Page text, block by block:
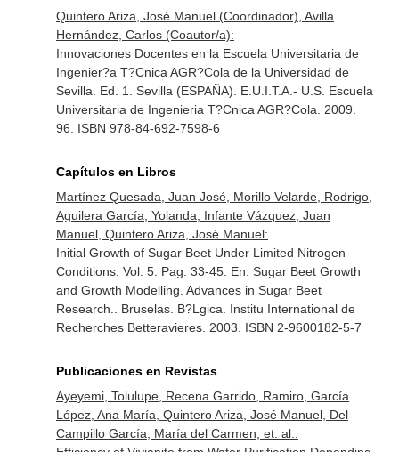
Quintero Ariza, José Manuel (Coordinador), Avilla
Hernández, Carlos (Coautor/a):
Innovaciones Docentes en la Escuela Universitaria de
Ingenier?a T?Cnica AGR?Cola de la Universidad de
Sevilla. Ed. 1. Sevilla (ESPAÑA). E.U.I.T.A.- U.S. Escuela
Universitaria de Ingenieria T?Cnica AGR?Cola. 2009.
96. ISBN 978-84-692-7598-6
Capítulos en Libros
Martínez Quesada, Juan José, Morillo Velarde, Rodrigo,
Aguilera García, Yolanda, Infante Vázquez, Juan
Manuel, Quintero Ariza, José Manuel:
Initial Growth of Sugar Beet Under Limited Nitrogen
Conditions. Vol. 5. Pag. 33-45. En: Sugar Beet Growth
and Growth Modelling. Advances in Sugar Beet
Research.
. Bruselas. B?Lgica. Institu International de
Recherches Betteravieres. 2003. ISBN 2-9600182-5-7
Publicaciones en Revistas
Ayeyemi, Tolulupe, Recena Garrido, Ramiro, García
López, Ana María, Quintero Ariza, José Manuel, Del
Campillo García, María del Carmen, et. al.: